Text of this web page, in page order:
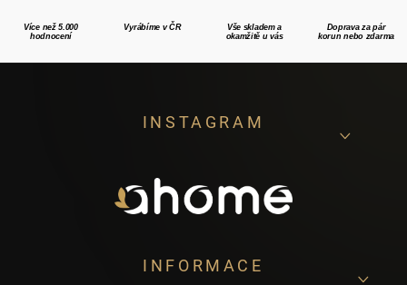
Více než 5.000
hodnocení
Vyrábíme v ČR
Vše skladem a
okamžitě u vás
Doprava za pár
korun nebo zdarma
INSTAGRAM
INFORMACE